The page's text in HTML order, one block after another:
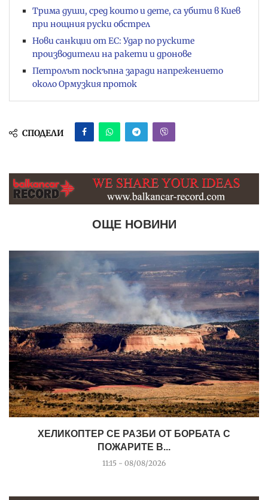
Трима души, сред които и дете, са убити в Киев
при нощния руски обстрел
Нови санкции от ЕС: Удар по руските
производители на ракети и дронове
Петролът поскъпна заради напрежението
около Ормузкия проток
СПОДЕЛИ
ОЩЕ НОВИНИ
ХЕЛИКОПТЕР СЕ РАЗБИ ОТ БОРБАТА С
ПОЖАРИТЕ В...
11:15 - 08/08/2026